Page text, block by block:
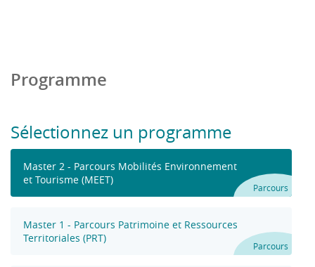
Programme
Sélectionnez un programme
Master 2 - Parcours Mobilités Environnement
et Tourisme (MEET)
Parcours
Master 1 - Parcours Patrimoine et Ressources
Territoriales (PRT)
Parcours